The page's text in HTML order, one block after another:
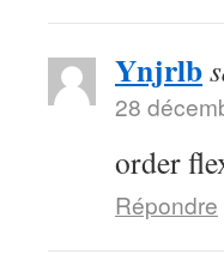
Ynjrlb
28
order
Répondre